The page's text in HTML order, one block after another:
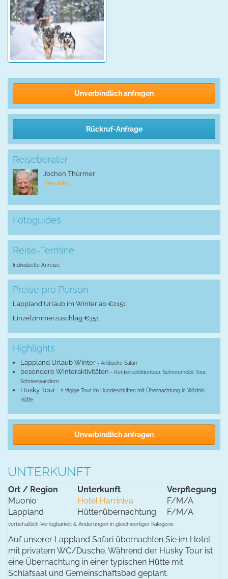
Unverbindlich anfragen
Rückruf-Anfrage
Reiseberater
Jochen Thürmer
Mehr Infos
Fotoguides
Reise-Termine
Individuelle Anreise.
Preise pro Person
Lappland Urlaub im Winter ab €2151
Einzelzimmerzuschlag €351
Highlights
Lappland Urlaub Winter - Arktische Safari
besondere Winteraktivitäten - Rentierschlittentour, Schneemobil Tour,
Schneewandern
Husky Tour - 2-tägige Tour im Hundeschlitten mit Übernachtung in Wildnis
Hütte
Unverbindlich anfragen
UNTERKUNFT
Ort / Region Unterkunft
Verpflegung
Muonio
Hotel Harriniva
F/M/A
Lappland
Hüttenübernachtung F/M/A
vorbehaltlich Verfügbarkeit & Änderungen in gleichwertiger Kategorie
Auf unserer Lappland Safari übernachten Sie im Hotel
mit privatem WC/Dusche. Während der Husky Tour ist
eine Übernachtung in einer typischen Hütte mit
Schlafsaal und Gemeinschaftsbad geplant.